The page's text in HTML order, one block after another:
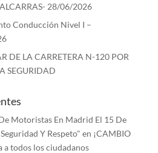
28/06/2026
Conducción Nivel I –
DE LA CARRETERA N-120 POR
SEGURIDAD
Motoristas En Madrid El 15 De
Y Respeto" en ¡CAMBIO
a todos los ciudadanos